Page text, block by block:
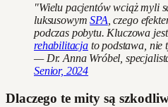
"Wielu pacjentów wciąż myli
luksusowymSPA , czego
podczas pobytu. Kluczowa
rehabilitacjato podstawa, nie
— Dr. Anna Wróbel,
Senior, 2024
Dlaczego te mity są